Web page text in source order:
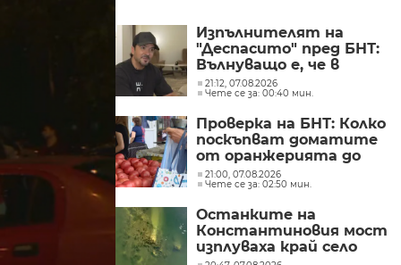
Изпълнителят на
"Деспасито" пред БНТ:
Вълнуващо е, че в
България хората пеят
и танцуват на моите
песни
21:12, 07.08.2026
Чете се за: 00:40 мин.
Проверка на БНТ: Колко
поскъпват доматите
от оранжерията до
магазина?
21:00, 07.08.2026
Чете се за: 02:50 мин.
Останките на
Константиновия мост
изплуваха край село